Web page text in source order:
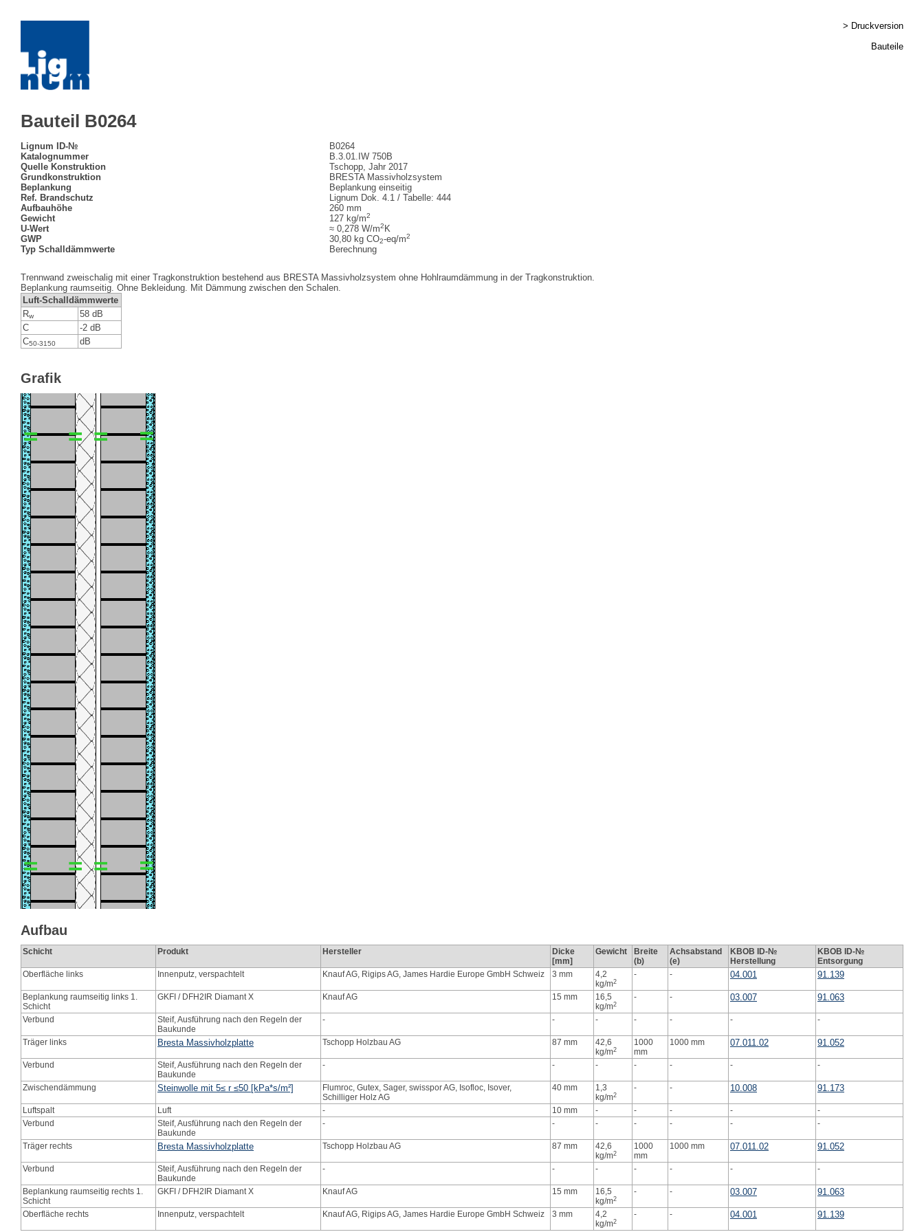
> Druckversion
Bauteile
Bauteil B0264
Lignum ID-№
B0264
Katalognummer
B.3.01.IW 750B
Quelle Konstruktion
Tschopp, Jahr 2017
Grundkonstruktion
BRESTA Massivholzsystem
Beplankung
Beplankung einseitig
Ref. Brandschutz
Lignum Dok. 4.1 / Tabelle: 444
Aufbauhöhe
260 mm
Gewicht
127 kg/m2
U-Wert ≈ 0,278 W/m2 K
GWP
30,80 kg CO2-eq/m2
Typ Schalldämmwerte Berechnung
Trennwand zweischalig mit einer Tragkonstruktion bestehend aus BRESTA Massivholzsystem ohne Hohlraumdämmung in der Tragkonstruktion.
Beplankung raumseitig. Ohne Bekleidung. Mit Dämmung zwischen den Schalen.
Luft-Schalldämmwerte
Rw
58 dB
C
-2 dB
C50-3150 dB
Grafik
Aufbau
Schicht Produkt Hersteller
Dicke
[mm]
Gewicht
Breite
(b)
Achsabstand
(e)
KBOB ID-№
Herstellung
KBOB ID-№
Entsorgung
Oberfläche links
Innenputz, verspachtelt Knauf AG, Rigips AG, James Hardie Europe GmbH Schweiz 3 mm
4,2
kg/m2
- - 04.001 91.139
Beplankung raumseitig links 1.
Schicht
GKFI / DFH2IR Diamant X Knauf AG 15 mm
16,5
kg/m2
- - 03.007 91.063
Verbund
Steif, Ausführung nach den Regeln der
Baukunde
- - - - - - -
Träger links Bresta Massivholzplatte Tschopp Holzbau AG 87 mm
42,6
kg/m2
1000
mm
1000 mm 07.011.02 91.052
Verbund
Steif, Ausführung nach den Regeln der
Baukunde
- - - - - - -
Zwischendämmung Steinwolle mit 5≤ r ≤50 [kPa*s/m²]
Flumroc, Gutex, Sager, swisspor AG, Isofloc, Isover,
Schilliger Holz AG
40 mm
1,3
kg/m2
- - 10.008 91.173
Luftspalt Luft - 10 mm - - - -
-
Verbund
Steif, Ausführung nach den Regeln der
Baukunde
- - - - - - -
Träger rechts Bresta Massivholzplatte Tschopp Holzbau AG 87 mm
42,6
kg/m2
1000
mm
1000 mm 07.011.02 91.052
Verbund
Steif, Ausführung nach den Regeln der
Baukunde
- - - - - - -
Beplankung raumseitig rechts 1.
Schicht
GKFI / DFH2IR Diamant X Knauf AG 15 mm
16,5
kg/m2
- - 03.007 91.063
Oberfläche rechts Innenputz, verspachtelt Knauf AG, Rigips AG, James Hardie Europe GmbH Schweiz 3 mm
4,2
kg/m2
- - 04.001 91.139